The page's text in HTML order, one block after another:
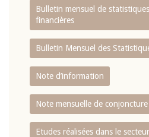
Bulletin mensuel de
financières
Bulletin Mensuel des
Note d’information
Note mensuelle de conjoncture
Etudes réalisées dans le